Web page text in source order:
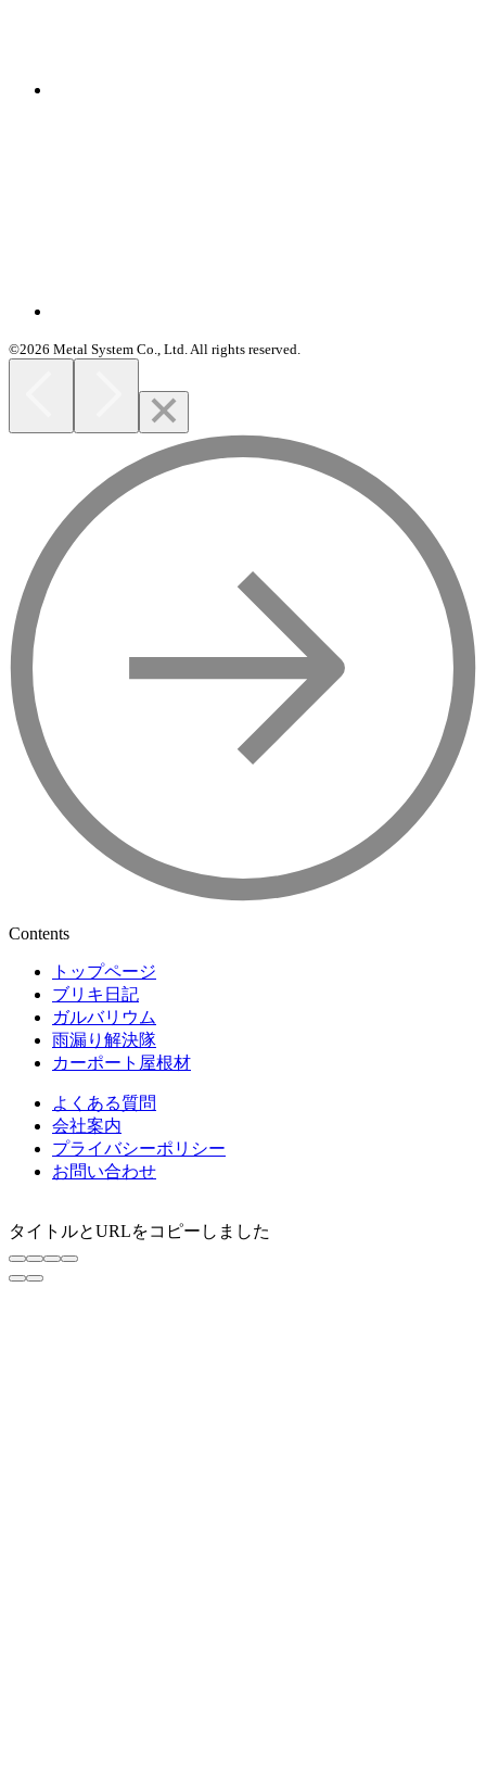
©2026 Metal System Co., Ltd. All rights reserved.
Contents
トップページ
ブリキ日記
ガルバリウム
雨漏り解決隊
カーポート屋根材
よくある質問
会社案内
プライバシーポリシー
お問い合わせ
タイトルとURLをコピーしました